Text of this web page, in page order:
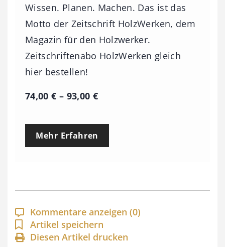
Wissen. Planen. Machen. Das ist das
Motto der Zeitschrift HolzWerken, dem
Magazin für den Holzwerker.
Zeitschriftenabo HolzWerken gleich
hier bestellen!
74,00€ – 93,00 €P
e
p
a
n
n
Mehr Erfahren
Kommentare anzeigen (0)
Artikel speichern
Diesen Artikel drucken